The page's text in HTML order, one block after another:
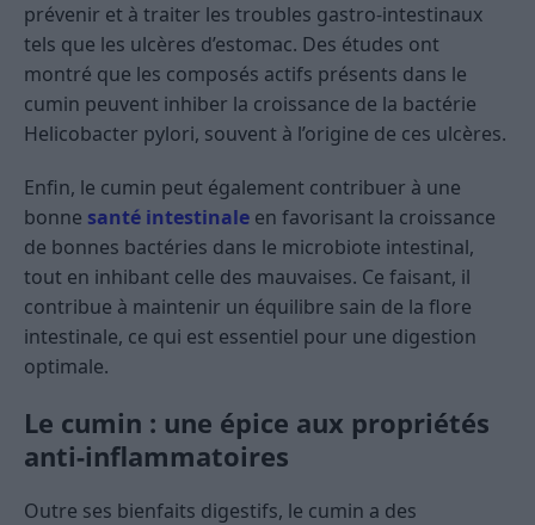
prévenir et à traiter les troubles gastro-intestinaux
tels que les ulcères d’estomac. Des études ont
montré que les composés actifs présents dans le
cumin peuvent inhiber la croissance de la bactérie
Helicobacter pylori, souvent à l’origine de ces ulcères.
Enfin, le cumin peut également contribuer à une
bonne santé intestinale en favorisant la croissance
de bonnes bactéries dans le microbiote intestinal,
tout en inhibant celle des mauvaises. Ce faisant, il
contribue à maintenir un équilibre sain de la flore
intestinale, ce qui est essentiel pour une digestion
optimale.
Le cumin : une épice aux propriétés
anti-inflammatoires
Outre ses bienfaits digestifs, le cumin a des